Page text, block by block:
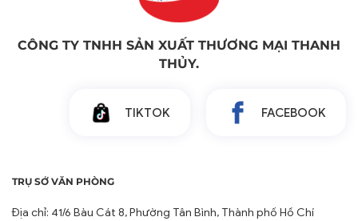
CÔNG TY TNHH SẢN XUẤT THƯƠNG MẠI THANH
THỦY.
TIKTOK FACEBOOK
TRỤ SỞ VĂN PHÒNG
Địa chỉ: 41/6 Bàu Cát 8, Phường Tân Bình, Thành phố Hồ Chí